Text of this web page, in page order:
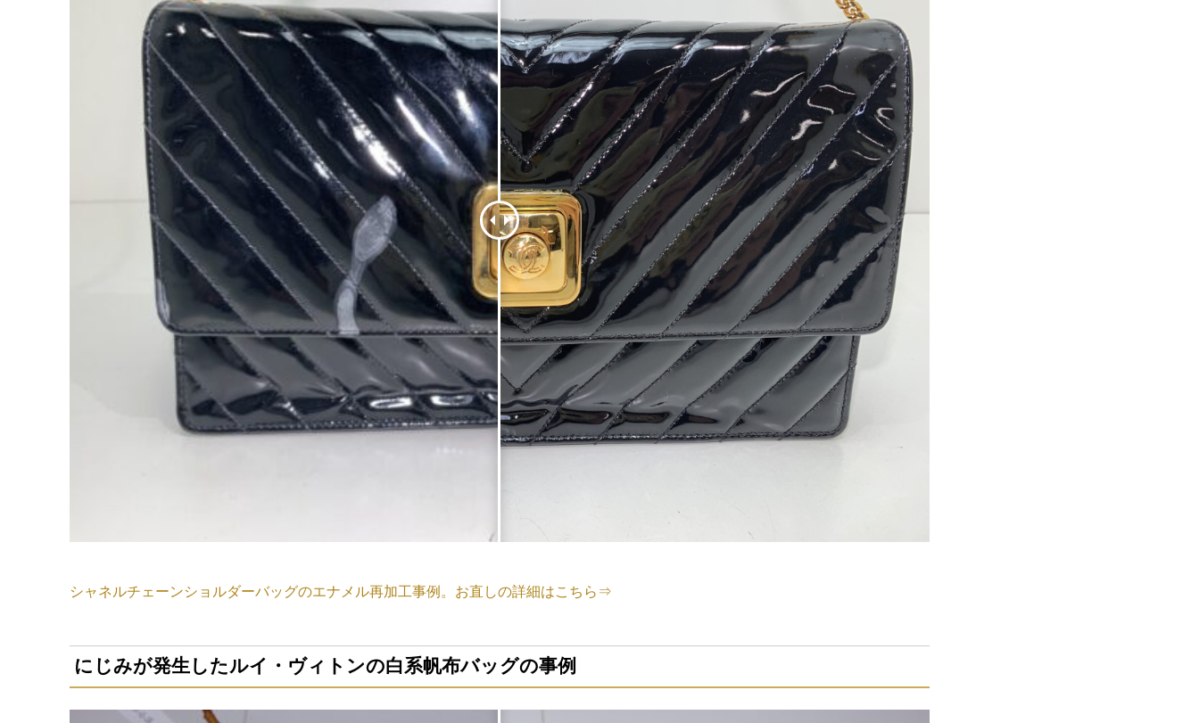
シャネルチェーンショルダーバッグのエナメル再加工事例。お直しの詳細はこちら⇒
にじみが発生したルイ・ヴィトンの白系帆布バッグの事例